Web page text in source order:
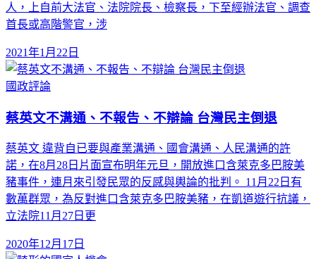
人，上自前大法官、法院院長、檢察長，下至經辦法官、調查
首長或高階警官，涉
2021年1月22日
國政評論
蔡英文不溝通、不報告、不辯論 台灣民主倒退
蔡英文 違背自已要與產業溝通、國會溝通、人民溝通的許
諾，在8月28日片面宣布明年元旦，開放進口含萊克多巴胺美
豬事件，連月來引發民眾的反感與輿論的批判。 11月22日有
數萬群眾，為反對進口含萊克多巴胺美豬，在凱道遊行抗議，
立法院11月27日更
2020年12月17日